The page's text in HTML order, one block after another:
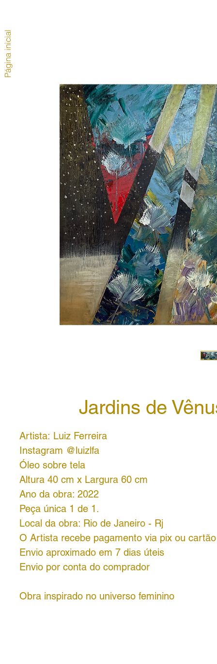
Jardins de
Artista: Luiz Ferreira
Instagram @luizlfa
Óleo sobre tela
Altura 40 cm x Largura 60 cm
Ano da obra: 2022
Peça única 1 de 1.
Local da obra: Rio de Janeiro - Rj
O Artista recebe pagamento via pix ou
Envio aproximado em 7 dias úteis
Envio por conta do comprador
Obra inspirado no universo feminino
Página inicial